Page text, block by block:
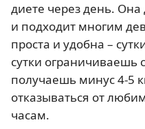
диете через день.
и подходит многим
проста и удобна –
сутки ограничиваешь
получаешь минус 4-5
отказываться от
часам.